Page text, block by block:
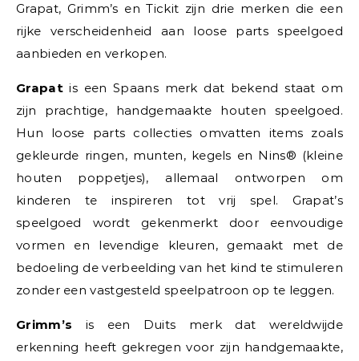
Grapat, Grimm’s en Tickit zijn drie merken die een
rijke verscheidenheid aan loose parts speelgoed
aanbieden en verkopen.
Grapatis een Spaans merk dat bekend staat om
zijn prachtige, handgemaakte houten speelgoed.
Hun loose parts collecties omvatten items zoals
gekleurde ringen, munten, kegels en Nins® (kleine
houten poppetjes), allemaal ontworpen om
kinderen te inspireren tot vrij spel. Grapat’s
speelgoed wordt gekenmerkt door eenvoudige
vormen en levendige kleuren, gemaakt met de
bedoeling de verbeelding van het kind te stimuleren
zonder een vastgesteld speelpatroon op te leggen.
Grimm’s is een Duits merk dat wereldwijde
erkenning heeft gekregen voor zijn handgemaakte,